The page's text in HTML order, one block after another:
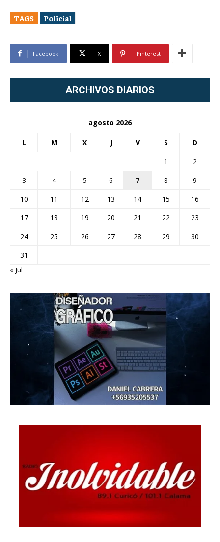
TAGS Policial
Facebook X Pinterest
ARCHIVOS DIARIOS
agosto 2026
L M X J V S D
1
2
3
4 5 6 7 8
9
10
11 12 13 14 15
16
17
18 19 20 21 22
23
24
25 26 27 28 29
30
31
« Jul